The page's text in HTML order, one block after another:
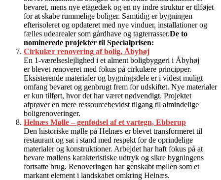
bevaret, mens nye etagedæk og en ny indre struktur er tilføjet
for at skabe rummelige boliger. Samtidig er bygningen
efterisoleret og opdateret med nye vinduer, installationer og
fælles udearealer som gårdhave og tagterrasser.De to
nominerede projekter til Specialprisen:
Cirkulær renovering af bolig, Åbyhøj
En 1-værelseslejlighed i et alment boligbyggeri i Åbyhøj
er blevet renoveret med fokus på cirkulære principper.
Eksisterende materialer og bygningsdele er i videst muligt
omfang bevaret og genbrugt frem for udskiftet. Nye materialer
er kun tilført, hvor det har været nødvendigt. Projektet
afprøver en mere ressourcebevidst tilgang til almindelige
boligrenoveringer.
Helnæs Mølle – genfødsel af et vartegn, Ebberup
Den historiske mølle på Helnæs er blevet transformeret til
restaurant og sat i stand med respekt for de oprindelige
materialer og konstruktioner. Arbejdet har haft fokus på at
bevare møllens karakteristiske udtryk og sikre bygningens
fortsatte brug. Renoveringen har genskabt møllen som et
markant element i landskabet omkring Helnæs.